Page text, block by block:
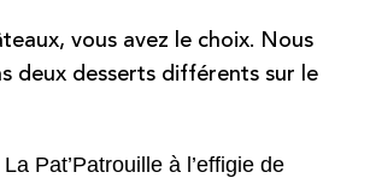
vous avez le choix. Nous
deux desserts différents sur le
Pat’Patrouille à l’effigie de